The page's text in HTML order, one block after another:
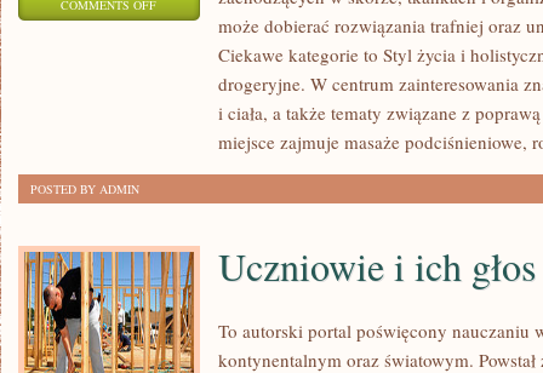
COMMENTS OFFON
CZYTELNIKÓW
może dobierać rozwiązania trafniej oraz
Ciekawe kategorie to Styl życia i
drogeryjne. W centrum zainteresowania
i ciała, a także tematy związane z
miejsce zajmuje masaże podciśnieniowe,
POSTED BY ADMIN
Uczniowie i ich głos
To autorski portal poświęcony nauczaniu
kontynentalnym oraz światowym.